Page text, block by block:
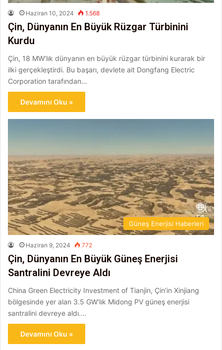
Haziran 10, 2024 1.568
Çin, Dünyanın En Büyük Rüzgar Türbinini
Kurdu
Çin, 18 MW’lık dünyanın en büyük rüzgar türbinini kurarak bir
ilki gerçekleştirdi. Bu başarı, devlete ait Dongfang Electric
Corporation tarafından…
Devamını Oku »
Güneş Enerjisi Haberleri
Haziran 9, 2024 772
Çin, Dünyanın En Büyük Güneş Enerjisi
Santralini Devreye Aldı
China Green Electricity Investment of Tianjin, Çin’in Xinjiang
bölgesinde yer alan 3.5 GW’lık Midong PV güneş enerjisi
santralini devreye aldı.…
Devamını Oku »